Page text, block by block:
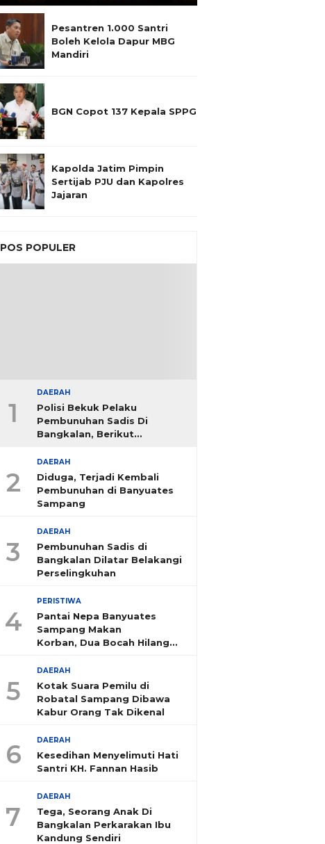
Pesantren 1.000 Santri
Boleh Kelola Dapur MBG
Mandiri
BGN Copot 137 Kepala SPPG
Kapolda Jatim Pimpin
Sertijab PJU dan Kapolres
Jajaran
POS POPULER
1
DAERAH
Polisi Bekuk Pelaku
Pembunuhan Sadis Di
Bangkalan, Berikut
2
DAERAH
Diduga, Terjadi Kembali
Pembunuhan di Banyuates
Sampang
3
DAERAH
Pembunuhan Sadis di
Bangkalan Dilatar Belakangi
Perselingkuhan
4
PERISTIWA
Pantai Nepa Banyuates
Sampang Makan
Korban, Dua Bocah Hilang
5
DAERAH
Kotak Suara Pemilu di
Robatal Sampang Dibawa
Kabur Orang Tak Dikenal
6 DAERAH
Kesedihan Menyelimuti Hati
Santri KH. Fannan Hasib
7
DAERAH
Tega, Seorang Anak Di
Bangkalan Perkarakan Ibu
Kandung Sendiri